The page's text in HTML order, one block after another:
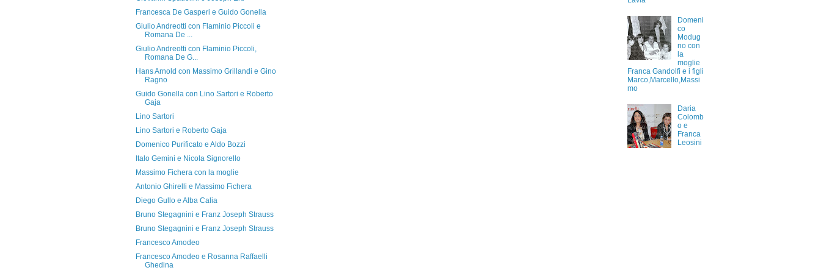
Francesca De Gasperi e Guido Gonella
Giulio Andreotti con Flaminio Piccoli e
Romana De ...
Giulio Andreotti con Flaminio Piccoli,
Romana De G...
Hans Arnold con Massimo Grillandi e Gino
Ragno
Guido Gonella con Lino Sartori e Roberto
Gaja
Lino Sartori
Lino Sartori e Roberto Gaja
Domenico Purificato e Aldo Bozzi
Italo Gemini e Nicola Signorello
Massimo Fichera con la moglie
Antonio Ghirelli e Massimo Fichera
Diego Gullo e Alba Calia
Bruno Stegagnini e Franz Joseph Strauss
Bruno Stegagnini e Franz Joseph Strauss
Francesco Amodeo
Francesco Amodeo e Rosanna Raffaelli
Ghedina
Domeni
co
Modug
no con
la
moglie
Franca Gandolfi e i figli
Marco,Marcello,Massi
mo
Daria
Colomb
o e
Franca
Leosini